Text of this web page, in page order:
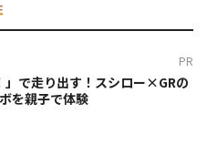
PR
」で走り出す！スシロー×GRの
を親子で体験